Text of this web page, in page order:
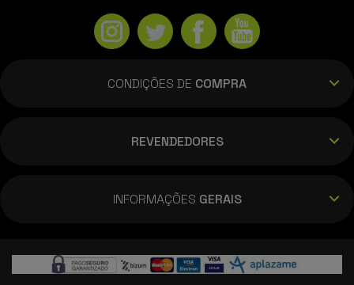
CONDIÇÕES DE COMPRA
REVENDEDORES
INFORMAÇÕES GERAIS